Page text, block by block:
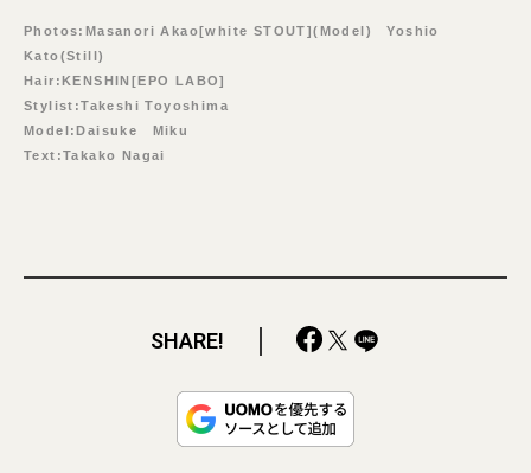
Photos:Masanori Akao[white STOUT](Model) Yoshio
Kato(Still)
Hair:KENSHIN[EPO LABO]
Stylist:Takeshi Toyoshima
Model:Daisuke Miku
Text:Takako Nagai
SHARE!